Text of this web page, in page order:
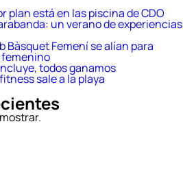
sale
a
playa
plan está en las piscina de CDO
un verano de experiencias
Bàsquet Femení se alían para
todos ganamos
sale a la playa